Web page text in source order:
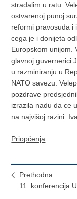
stradalim u ratu.
ostvarenoj punoj
reformi pravosuda i
cega je i donijeta
Europskom unijom.
glavnoj guvernerici
u razminiranju u
NATO savezu.
pozdrave
izrazila nadu da ce
na najvišoj razini.
Priopćenja
Prethodna
11. konferencija